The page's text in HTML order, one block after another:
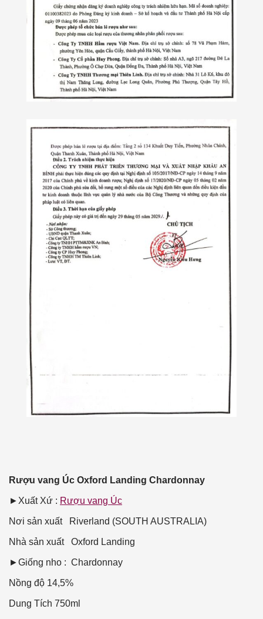
Rượu vang Úc Oxford Landing Chardonnay
►Xuất Xứ : Rượu vang Úc
Nơi sản xuất Riverland (SOUTH AUSTRALIA)
Nhà sản xuất Oxford Landing
►Giống nho : Chardonnay
Nồng độ 14,5%
Dung Tích 750ml